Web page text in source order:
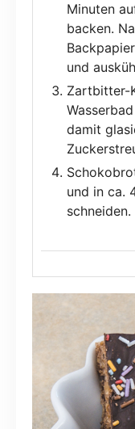
Minuten
backen.
und
Zartbitter-
damit
und in ca.
schneiden.